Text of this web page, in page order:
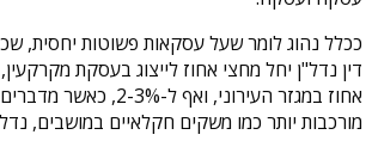
ככלל נהוג לומר שעל עסקאות פשוטות יחסית,
אחוז במגזר העירוני, ואף ל-2-
מורכבות יותר כמו משקים חקלאיים במושבים,